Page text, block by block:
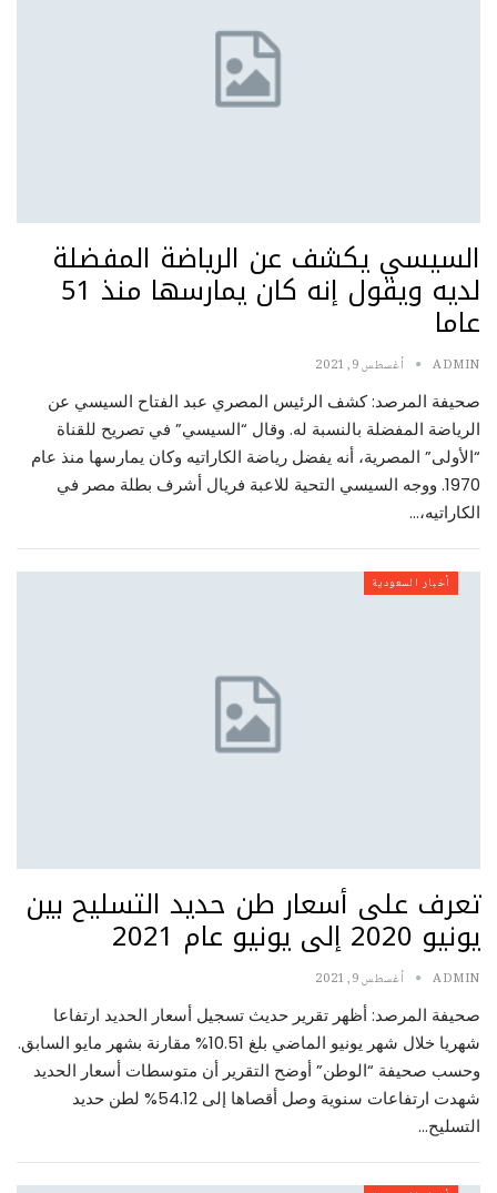
السيسي يكشف عن الرياضة المفضلة
لديه ويقول إنه كان يمارسها منذ 51
عاما
ADMIN أغسطس 9, 2021
صحيفة المرصد: كشف الرئيس المصري عبد الفتاح السيسي عن
الرياضة المفضلة بالنسبة له. وقال “السيسي” في تصريح للقناة
“الأولى” المصرية، أنه يفضل رياضة الكاراتيه وكان يمارسها منذ عام
1970. ووجه السيسي التحية للاعبة فريال أشرف بطلة مصر في
الكاراتيه،…
أخبار السعودية
تعرف على أسعار طن حديد التسليح بين
يونيو 2020 إلى يونيو عام 2021
ADMIN أغسطس 9, 2021
صحيفة المرصد: أظهر تقرير حديث تسجيل أسعار الحديد ارتفاعا
شهريا خلال شهر يونيو الماضي بلغ 10.51% مقارنة بشهر مايو السابق.
وحسب صحيفة “الوطن” أوضح التقرير أن متوسطات أسعار الحديد
شهدت ارتفاعات سنوية وصل أقصاها إلى 54.12% لطن حديد
التسليح…